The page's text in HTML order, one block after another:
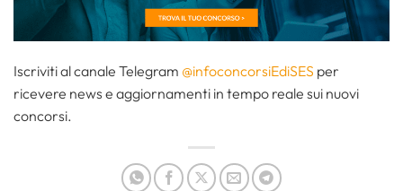
Iscriviti al canale Telegram @infoconcorsiEdiSES per
ricevere news e aggiornamenti in tempo reale sui nuovi
concorsi.